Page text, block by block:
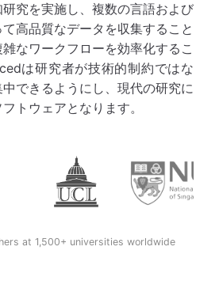
究を実施し、複数の言語および
高品質なデータを収集すること
なワークフローを効率化するこ
は研究者が技術的制約ではな
できるようにし、現代の研究に
トウェアとなります。
at 1,500+ universities worldwide